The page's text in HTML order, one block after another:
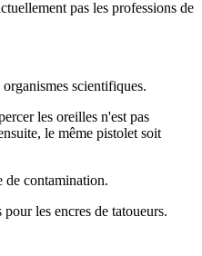
pas les professions de
scientifiques.
les oreilles n'est pas
le même pistolet soit
de contamination.
les encres de tatoueurs.